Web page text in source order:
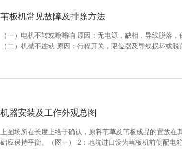
苇板机常见故障及排除方法
（一）电机不转或嗡嗡响 原因：无电源，缺相，导线脱落
（二）机械不连动 原因：行程开关，限位器及导线损坏或
机器安装及工作外观总图
上图场所在长度上给于确认，原料苇草及苇板成品的置放
础应保持平衡。（图一） 2：地坑进口设为苇板机前侧配电